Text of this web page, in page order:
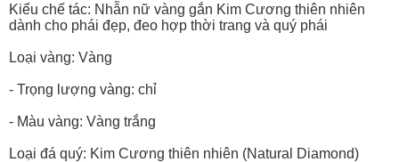
Kiểu chế tác: Nhẫn nữ vàng gắn Kim Cương thiên nhiên
dành cho phái đẹp, đeo hợp thời trang và quý phái
Loại vàng: Vàng
- Trọng lượng vàng: chỉ
- Màu vàng: Vàng trắng
Loại đá quý: Kim Cương thiên nhiên (Natural Diamond)